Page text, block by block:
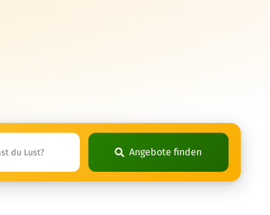
Angebote finden